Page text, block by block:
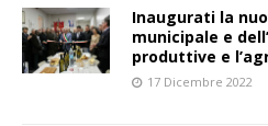
Inaugurati la
municipale e
produttive e
17 Dicembre 2022